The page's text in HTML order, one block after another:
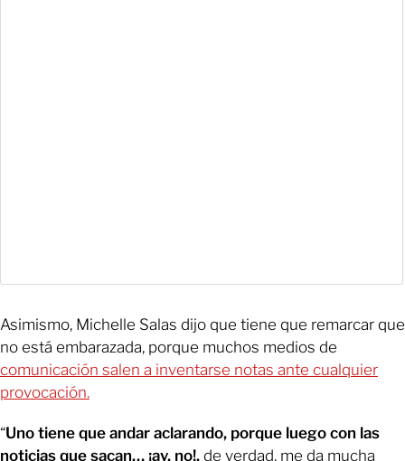
Asimismo, Michelle Salas dijo que tiene que remarcar que
no está embarazada, porque muchos medios de
comunicación salen a inventarse notas ante cualquier
provocación.
“Uno tiene que andar aclarando, porque luego con las
noticias que sacan… ¡ay, no!, de verdad, me da mucha